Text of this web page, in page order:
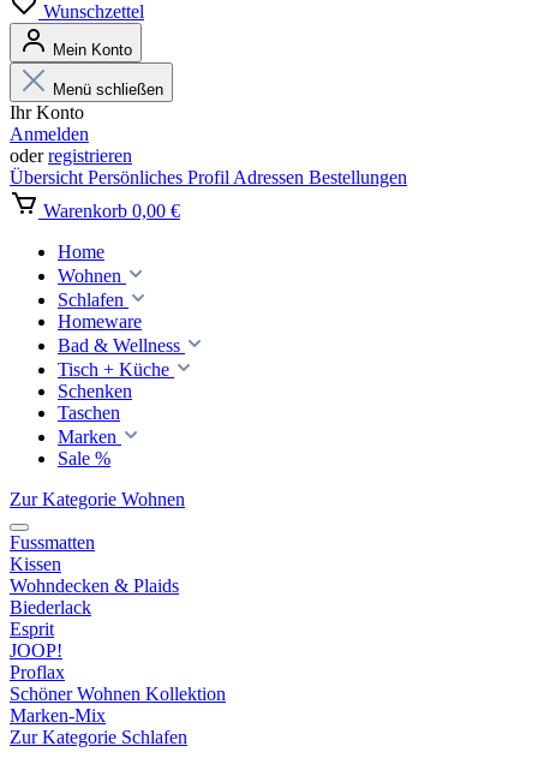
Wunschzettel
Mein Konto
Menü schließen
Ihr Konto
Anmelden
oderregistrieren
Übersicht Persönliches Profil Adressen Bestellungen
Warenkorb 0,00 €
Home
Wohnen
Schlafen
Homeware
Bad & Wellness
Tisch + Küche
Schenken
Taschen
Marken
Sale %
Zur Kategorie Wohnen
Fussmatten
Kissen
Wohndecken & Plaids
Biederlack
Esprit
JOOP!
Proflax
Schöner Wohnen Kollektion
Marken-Mix
Zur Kategorie Schlafen